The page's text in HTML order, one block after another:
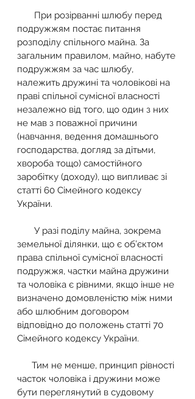
подружжям постає питання
розподілу спільного майна. За
загальним правилом, майно, набуте
подружжям за час шлюбу,
належить дружині та чоловікові на
праві спільної сумісної власності
незалежно від того, що один з них
не мав з поважної причини
(навчання, ведення домашнього
господарства, догляд за дітьми,
хвороба тощо) самостійного
заробітку (доходу), що випливає зі
статті 60 Сімейного кодексу
України.
земельної ділянки, що є об’єктом
права спільної сумісної власності
подружжя, частки майна дружини
та чоловіка є рівними, якщо інше не
визначено домовленістю між ними
або шлюбним договором
відповідно до положень статті 70
Сімейного кодексу України.
часток чоловіка і дружини може
бути переглянутий в судовому